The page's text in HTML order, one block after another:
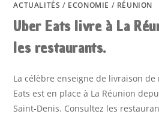
ACTUALITÉS / ECONOMIE / RÉUNION
Uber Eats livre à La
les restaurants.
La célèbre enseigne de livraison
Eats est en place à La Réunion
Saint-Denis. Consultez les